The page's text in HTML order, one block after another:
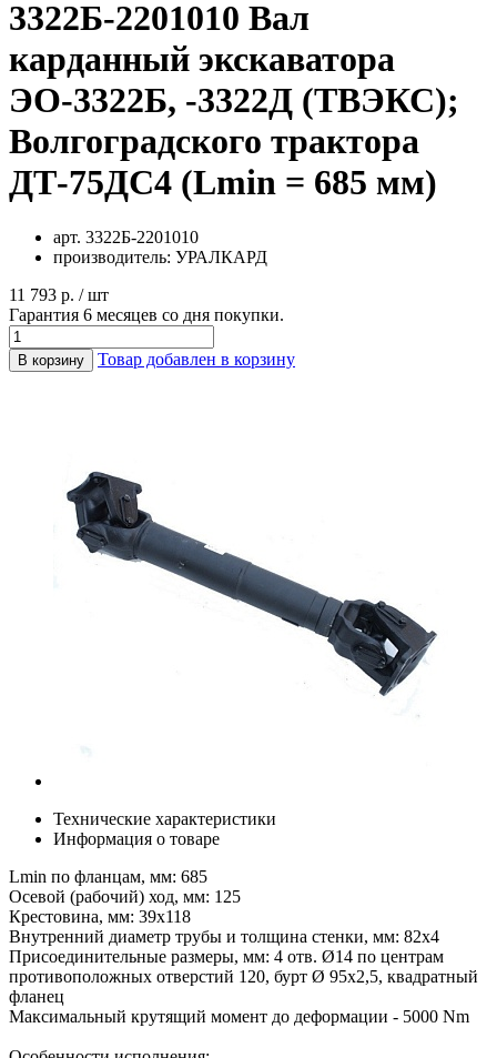
3322Б-2201010 Вал
карданный экскаватора
ЭО-3322Б, -3322Д (ТВЭКС);
Волгоградского трактора
ДТ-75ДС4 (Lmin = 685 мм)
арт. 3322Б-2201010
производитель: УРАЛКАРД
11 793 р. / шт
Гарантия 6 месяцев со дня покупки.
В корзину Товар добавлен в корзину
Технические характеристики
Информация о товаре
Lmin по фланцам, мм: 685
Осевой (рабочий) ход, мм: 125
Крестовина, мм: 39х118
Внутренний диаметр трубы и толщина стенки, мм: 82х4
Присоединительные размеры, мм: 4 отв. Ø14 по центрам
противоположных отверстий 120, бурт Ø 95х2,5, квадратный
фланец
Максимальный крутящий момент до деформации - 5000 Nm